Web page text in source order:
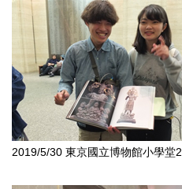
2019/5/30 東京國立博物館小學堂2